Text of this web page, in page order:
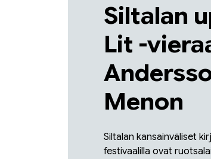
Siltalan
Lit -
Menon
Siltalan kansainväliset
festivaalilla ovat